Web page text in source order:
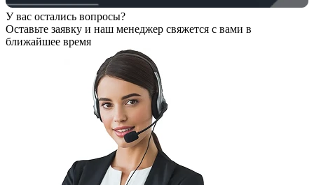
У вас остались вопросы?
Оставьте заявку и наш менеджер свяжется с вами в
ближайшее время